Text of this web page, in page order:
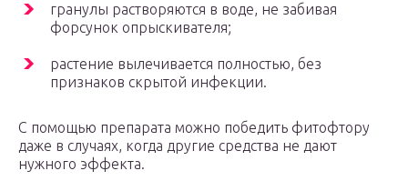
гранулы растворяются в воде, не забивая
форсунок опрыскивателя;
растение вылечивается полностью, без
признаков скрытой инфекции.
С помощью препарата можно победить фитофтору
даже в случаях, когда другие средства не дают
нужного эффекта.